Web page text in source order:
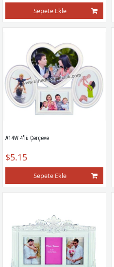
Sepete Ekle
A14W 4'lü Çerçeve
$5.15
Sepete Ekle